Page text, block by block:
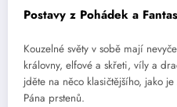
Postavy z Pohádek a
Kouzelné světy v sobě mají
královny, elfové a skřeti, víly a
jděte na něco klasičtějšího, jako
Pána prstenů.